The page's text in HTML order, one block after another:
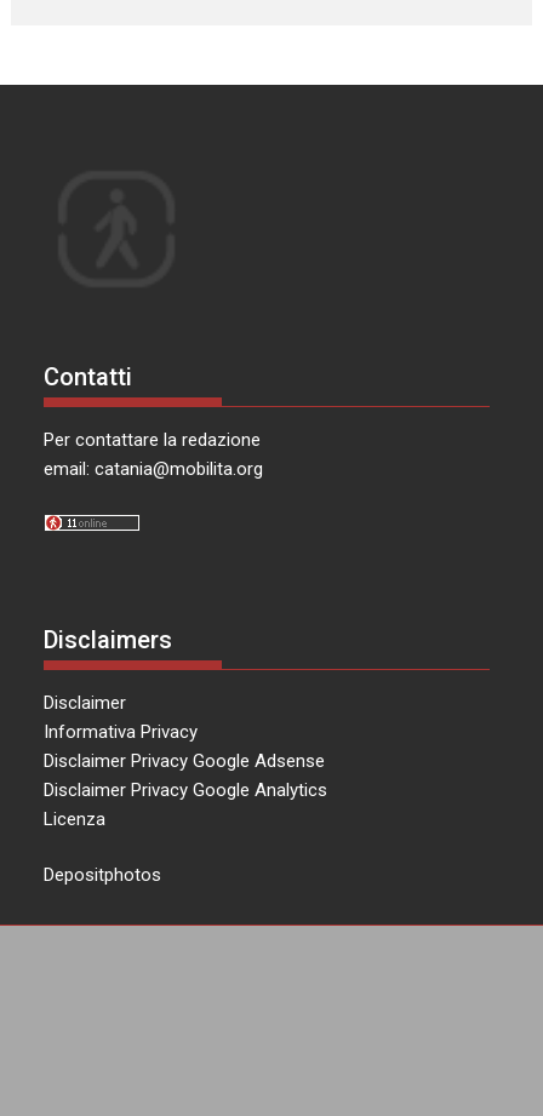
Contatti
Per contattare la redazione
email:catania@mobilita.org
Disclaimers
Disclaimer
Informativa Privacy
Disclaimer Privacy Google Adsense
Disclaimer Privacy Google Analytics
Licenza
Depositphotos